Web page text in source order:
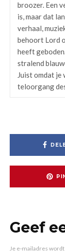
broozer. Een
is, maar dat
verhaal,
behoort Lord
heeft
stralend
Juist omdat je
teloorgang
Geef
Je e-mailadres